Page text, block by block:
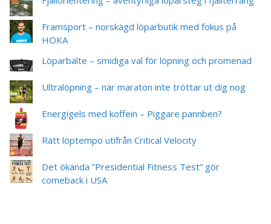
Framsport – norskägd löparbutik med fokus på
HOKA
Löparbälte – smidiga val för löpning och promenad
Ultralöpning – när maraton inte tröttar ut dig nog
Energigels med koffein – Piggare pannben?
Rätt löptempo utifrån Critical Velocity
Det ökända ”Presidential Fitness Test” gör
comeback i USA